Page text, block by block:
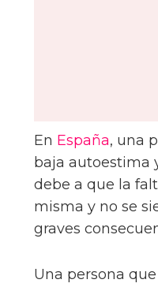
En España, una
baja autoestima
debe a que la
misma y no se
graves
Una persona